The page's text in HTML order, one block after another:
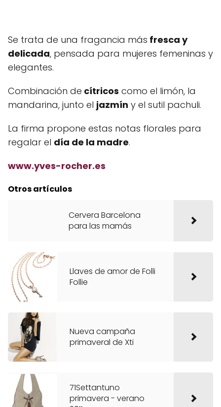
Se trata de una fragancia más fresca y
delicada, pensada para mujeres femeninas y
elegantes.
Combinación de cítricos como el limón, la
mandarina, junto el jazmín y el sutil pachuli.
La firma propone estas notas florales para
regalar el día de la madre.
www.yves-rocher.es
Otros artículos
Cervera Barcelona
para las mamás
Llaves de amor de Folli
Follie
Nueva campaña
primaveral de Xti
71Settantuno
primavera - verano